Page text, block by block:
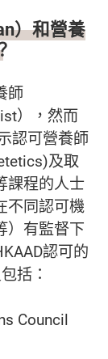
）和營養
師
），然而
認可營養師
及取
課程的人士
不同認可機
）有監督下
認可的
括：
Council